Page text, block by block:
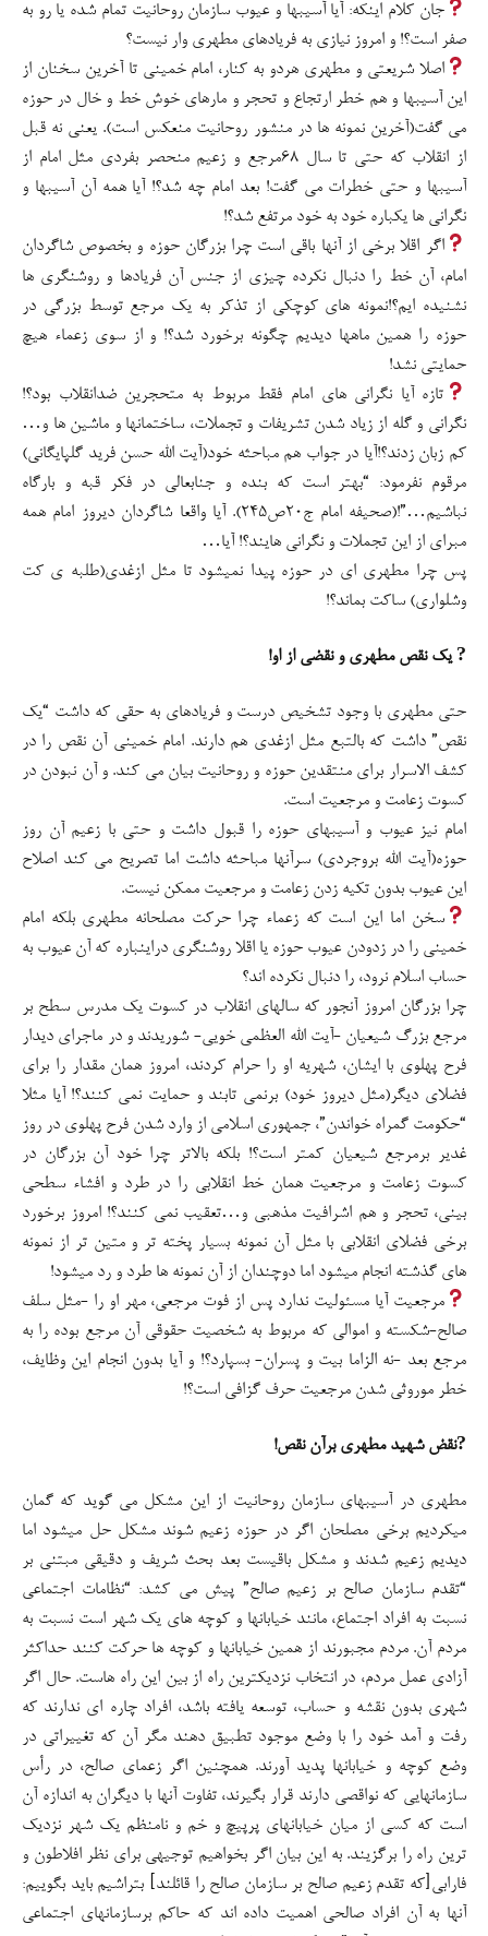
جان کلام اینکه: آیا آسیبها و عیوب سازمان روحانیت تمام شده یا رو به
صفر است؟! و امروز نیازی به فریادهای مطهری وار نیست؟
اصلا شریعتی و مطهری هردو به کنار، امام خمینی تا آخرین سخنان از
این آسیبها و هم خطر ارتجاع و تحجر و مارهای خوش خط و خال در حوزه
می گفت(آخرین نمونه ها در منشور روحانیت منعکس است). یعنی نه قبل
از انقلاب که حتی تا سال ۶۸مرجع و زعیم منحصر بفردی مثل امام از
آسیبها و حتی خطرات می گفت! بعد امام چه شد؟! آیا همه آن آسیبها و
نگرانی ها یکباره خود به خود مرتفع شد؟!
اگر اقلا برخی از آنها باقی است چرا بزرگان حوزه و بخصوص شاگردان
امام، آن خط را دنبال نکرده چیزی از جنس آن فریادها و روشنگری ها
نشنیده ایم؟!نمونه های کوچکی از تذکر به یک مرجع توسط بزرگی در
حوزه را همین ماهها دیدیم چگونه برخورد شد؟! و از سوی زعماء هیچ
حمایتی نشد!
تازه آیا نگرانی های امام فقط مربوط به متحجرین ضدانقلاب بود؟!
نگرانی و گله از زیاد شدن تشریفات و تجملات، ساختمانها و ماشین ها و…
کم زبان زدند؟!آیا در جواب هم مباحثه خود(آیت الله حسن فرید گلپایگانی)
مرقوم نفرمود: “بهتر است که بنده و جنابعالی در فکر قبه و بارگاه
نباشیم…”!(صحیفه امام ج۲۰ص۲۴۵). آیا واقعا شاگردان دیروز امام همه
مبرای از این تجملات و نگرانی هایند؟! آیا…
پس چرا مطهری ای در حوزه پیدا نمیشود تا مثل ازغدی(طلبه ی کت
وشلواری) ساکت بماند؟!
? یک نقص مطهری و نقضی از او!
حتی مطهری با وجود تشخیص درست و فریادهای به حقی که داشت “یک
نقص” داشت که بالتبع مثل ازغدی هم دارند. امام خمینی آن نقص را در
کشف الاسرار برای منتقدین حوزه و روحانیت بیان می کند. و آن نبودن در
کسوت زعامت و مرجعیت است.
امام نیز عیوب و آسیبهای حوزه را قبول داشت و حتی با زعیم آن روز
حوزه(آیت الله بروجردی) سرآنها مباحثه داشت اما تصریح می کند اصلاح
این عیوب بدون تکیه زدن زعامت و مرجعیت ممکن نیست.
سخن اما این است که زعماء چرا حرکت مصلحانه مطهری بلکه امام
خمینی را در زدودن عیوب حوزه یا اقلا روشنگری دراینباره که آن عیوب به
حساب اسلام نرود، را دنبال نکرده اند؟
چرا بزرگان امروز آنجور که سالهای انقلاب در کسوت یک مدرس سطح بر
مرجع بزرگ شیعیان -آیت الله العظمی خویی- شوریدند و در ماجرای دیدار
فرح پهلوی با ایشان، شهریه او را حرام کردند، امروز همان مقدار را برای
فضلای دیگر(مثل دیروز خود) برنمی تابند و حمایت نمی کنند؟! آیا مثلا
“حکومت گمراه خواندن”، جمهوری اسلامی از وارد شدن فرح پهلوی در روز
غدیر برمرجع شیعیان کمتر است؟! بلکه بالاتر چرا خود آن بزرگان در
کسوت زعامت و مرجعیت همان خط انقلابی را در طرد و افشاء سطحی
بینی، تحجر و هم اشرافیت مذهبی و…تعقیب نمی کنند؟! امروز برخورد
برخی فضلای انقلابی با مثل آن نمونه بسیار پخته تر و متین تر از نمونه
های گذشته انجام میشود اما دوچندان از آن نمونه ها طرد و رد میشود!
مرجعیت آیا مسئولیت ندارد پس از فوت مرجعی، مهر او را -مثل سلف
صالح-شکسته و اموالی که مربوط به شخصیت حقوقی آن مرجع بوده را به
مرجع بعد -نه الزاما بیت و پسران- بسپارد؟! و آیا بدون انجام این وظایف،
خطر موروثی شدن مرجعیت حرف گزافی است؟!
?نقض شهید مطهری برآن نقص!
مطهری در آسیبهای سازمان روحانیت از این مشکل می گوید که گمان
میکردیم برخی مصلحان اگر در حوزه زعیم شوند مشکل حل میشود اما
دیدیم زعیم شدند و مشکل باقیست بعد بحث شریف و دقیقی مبتنی بر
“تقدم سازمان صالح بر زعیم صالح” پیش می کشد: “نظامات اجتماعی
نسبت به افراد اجتماع، مانند خیابانها و کوچه های یک شهر است نسبت به
مردم آن. مردم مجبورند از همین خیابانها و کوچه ها حرکت کنند حداکثر
آزادی عمل مردم، در انتخاب نزدیکترین راه از بین این راه هاست. حال اگر
شهری بدون نقشه و حساب، توسعه یافته باشد، افراد چاره ای ندارند که
رفت و آمد خود را با وضع موجود تطبیق دهند مگر آن که تغییراتی در
وضع کوچه و خیابانها پدید آورند. همچنین اگر زعمای صالح، در رأس
سازمانهایی که نواقصی دارند قرار بگیرند، تفاوت آنها با دیگران به اندازه آن
است که کسی از میان خیابانهای پرپیچ و خم و نامنظم یک شهر نزدیک
ترین راه را برگزیند. به این بیان اگر بخواهیم توجیهی برای نظر افلاطون و
فارابی[که تقدم زعیم صالح بر سازمان صالح را قائلند] بتراشیم باید بگوییم:
آنها به آن افراد صالحی اهمیت داده اند که حاکم برسازمانهای اجتماعی